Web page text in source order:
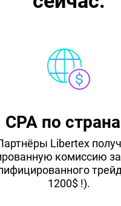
CPA по
Libertex
комиссию
1200$ !).